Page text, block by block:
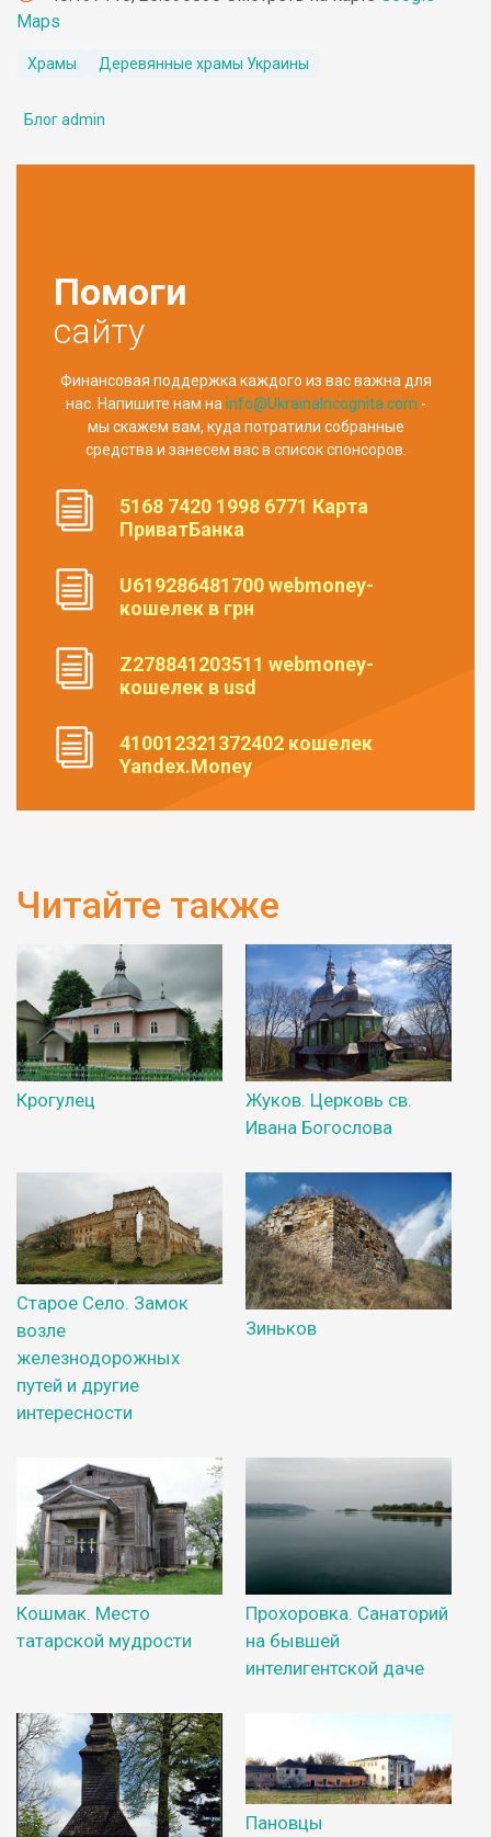
Maps
Храмы Деревянные храмы Украины
Блог admin
Помоги
сайту
Финансовая поддержка каждого из вас важна для
нас. Напишите нам на info@UkrainaIncognita.com -
мы скажем вам, куда потратили собранные
средства и занесем вас в список спонсоров.
5168 7420 1998 6771 Карта
ПриватБанка
U619286481700 webmoney-
кошелек в грн
Z278841203511 webmoney-
кошелек в usd
410012321372402 кошелек
Yandex.Money
Читайте также
Крогулец
Жуков. Церковь св.
Ивана Богослова
Старое Село. Замок
возле
железнодорожных
путей и другие
интересности
Зиньков
Кошмак. Место
татарской мудрости
Прохоровка. Санаторий
на бывшей
интелигентской даче
Пановцы